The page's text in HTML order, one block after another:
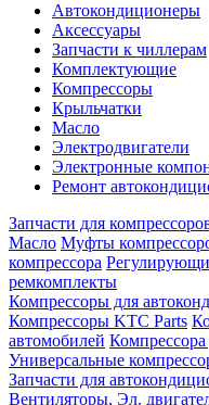
Автокондиционеры
Аксессуары
Запчасти к чиллерам
Комплектующие
Компрессоры
Крыльчатки
Масло
Электродвигатели
Электронные
Ремонт
Запчасти для
Масло Муфты
компрессора
ремкомплекты
Компрессоры для
Компрессоры KTC Parts
автомобилей
Универсальные
Запчасти для
Вентиляторы, Эл.